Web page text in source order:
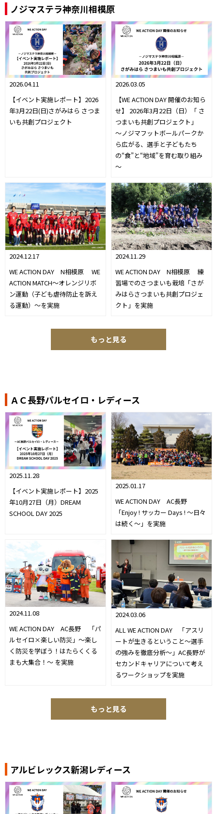
ノジマステラ神奈川相模原
2026.04.11
【イベント実施レポート】2026
年3月22日(日)さがみはら さつま
いも共創プロジェクト
2026.03.05
【WE ACTION DAY 開催のお知ら
せ】 2026年3月22日（日）「 さ
つまいも共創プロジェクト」
～ノジマフットボールパークか
ら広がる、選手と子どもたち
の“食”と“地域”を育む取り組み
～
2024.12.17
WE ACTION DAY N相模原 WE
ACTION MATCH～オレンジリボ
ン運動（子ども虐待防止を訴え
る運動）～を実施
2024.11.29
WE ACTION DAY N相模原 練
習場でのさつまいも栽培「さが
みはらさつまいも共創プロジェ
クト」を実施
もっと見る
ＡＣ長野パルセイロ・レディース
2025.11.28
【イベント実施レポート】2025
年10月27日（月）DREAM
SCHOOL DAY 2025
2025.01.17
WE ACTION DAY AC長野
「Enjoy ! サッカー Days ! ～日々
は続く～」を実施
2024.11.08
WE ACTION DAY AC長野 「パ
ルセイロ×楽しい防災」～楽し
く防災を学ぼう！はたらくくる
まも大集合！～ を実施
2024.03.06
ALL WE ACTION DAY 「アスリ
ートが生きるということ～選手
の強みを徹底分析～」AC長野が
セカンドキャリアについて考え
るワークショップを実施
もっと見る
アルビレックス新潟レディース